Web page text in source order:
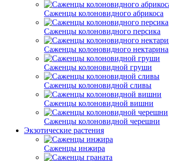
Саженцы колоновидного абрикоса
Саженцы колоновидного персика
Саженцы колоновидного нектарина
Саженцы колоновидной груши
Саженцы колоновидной сливы
Саженцы колоновидной вишни
Саженцы колоновидной черешни
Экзотические растения
Саженцы инжира